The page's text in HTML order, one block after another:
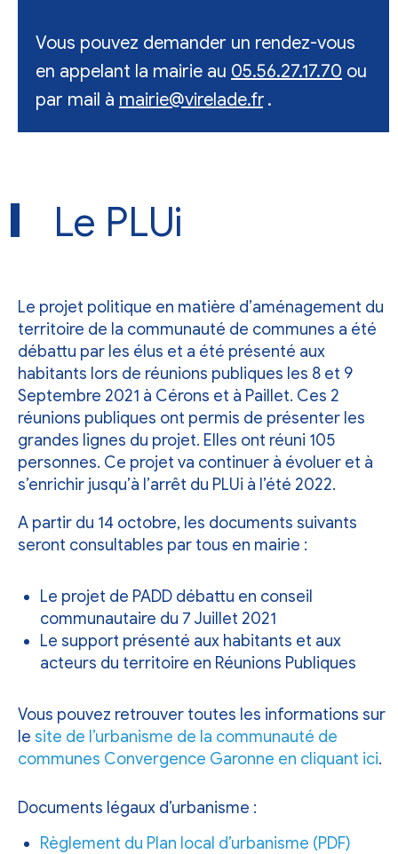
Vous pouvez demander un rendez-vous
en appelant la mairie au 05.56.27.17.70 ou
par mail à mairie@virelade.fr. .
Le PLUi
Le projet politique en matière d’aménagement du
territoire de la communauté de communes a été
débattu par les élus et a été présenté aux
habitants lors de réunions publiques les 8 et 9
Septembre 2021 à Cérons et à Paillet. Ces 2
réunions publiques ont permis de présenter les
grandes lignes du projet. Elles ont réuni 105
personnes. Ce projet va continuer à évoluer et à
s’enrichir jusqu’à l’arrêt du PLUi à l’été 2022.
A partir du 14 octobre, les documents suivants
seront consultables par tous en mairie :
Le projet de PADD débattu en conseil
communautaire du 7 Juillet 2021
Le support présenté aux habitants et aux
acteurs du territoire en Réunions Publiques
Vous pouvez retrouver toutes les informations sur
le site de l’urbanisme de la communauté de
communes Convergence Garonne en cliquant ici.
Documents légaux d’urbanisme :
Règlement du Plan local d’urbanisme (PDF)